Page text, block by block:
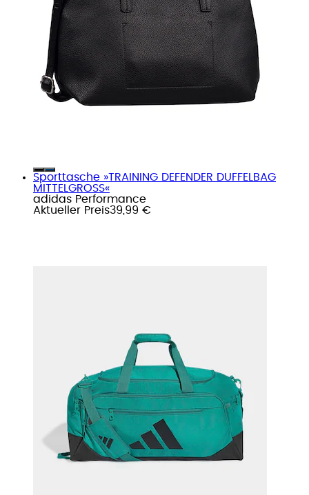
Sporttasche »TRAINING DEFENDER DUFFELBAG
MITTELGROSS«
adidas Performance
Aktueller Preis39,99 €